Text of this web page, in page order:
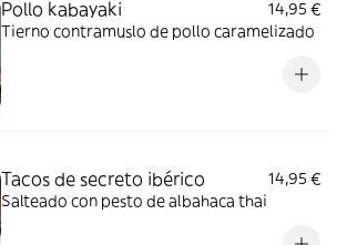
Pollo kabayaki
14,95 €
Tierno contramuslo de pollo caramelizado
Tacos de secreto ibérico
14,95 €
Salteado con pesto de albahaca thai